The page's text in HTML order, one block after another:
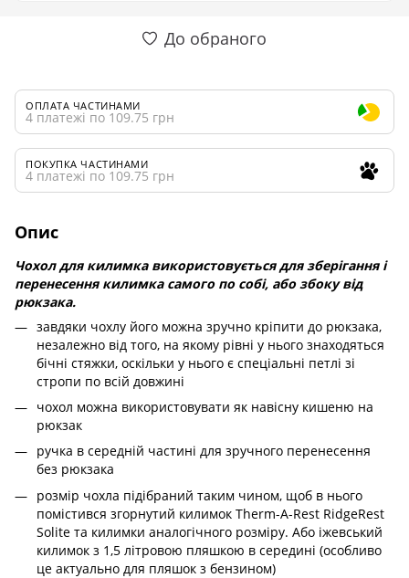
До обраного
ОПЛАТА ЧАСТИНАМИ
4 платежі по 109.75 грн
ПОКУПКА ЧАСТИНАМИ
4 платежі по 109.75 грн
Опис
Чохол для килимка використовується для зберігання і
перенесення килимка самого по собі, або збоку від
рюкзака.
завдяки чохлу його можна зручно кріпити до рюкзака,
незалежно від того, на якому рівні у нього знаходяться
бічні стяжки, оскільки у нього є спеціальні петлі зі
стропи по всій довжині
чохол можна використовувати як навісну кишеню на
рюкзак
ручка в середній частині для зручного перенесення
без рюкзака
розмір чохла підібраний таким чином, щоб в нього
помістився згорнутий килимок Therm-A-Rest RidgeRest
Solite та килимки аналогічного розміру. Або іжевський
килимок з 1,5 літровою пляшкою в середині (особливо
це актуально для пляшок з бензином)